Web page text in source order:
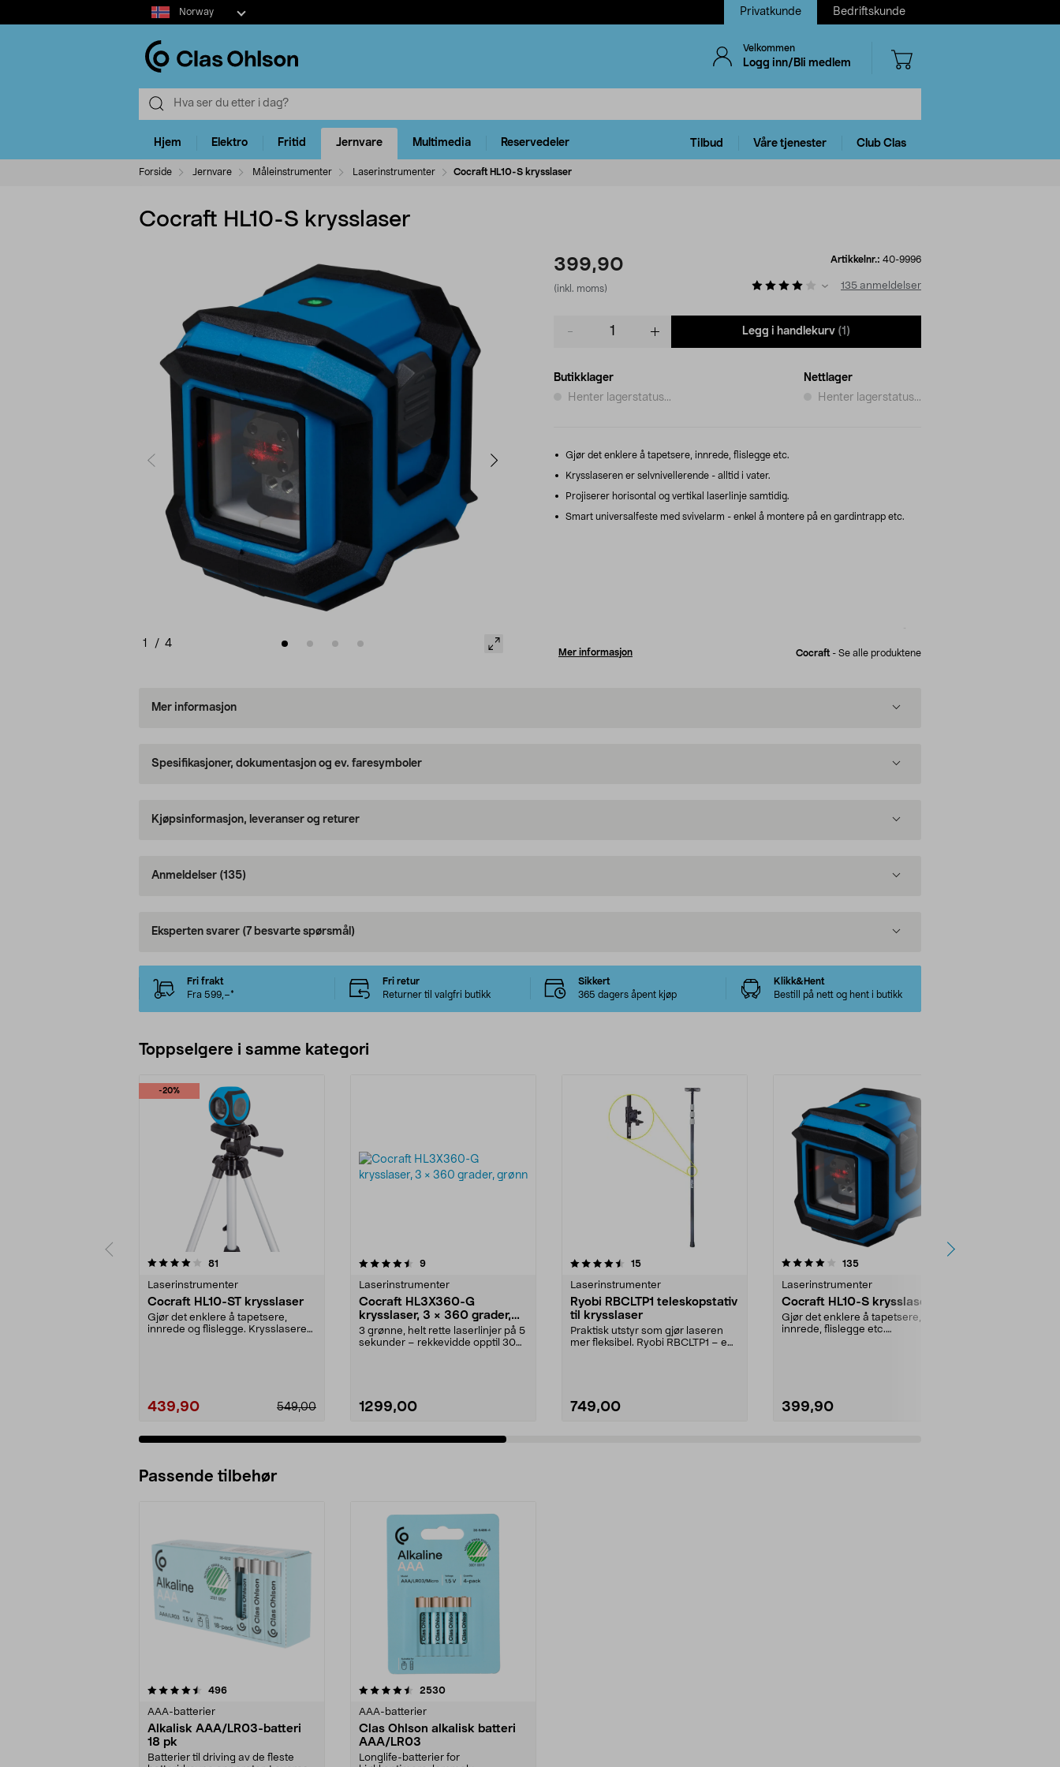
Select
market
Norway Privatkunde Bedriftskunde
Velkommen
Logg inn/Bli medlem
Hjem Elektro Fritid Jernvare Multimedia Reservedeler Tilbud Våre tjenester Club Clas
Forside Jernvare Måleinstrumenter Laserinstrumenter Cocraft HL10-S krysslaser
Cocraft HL10-S krysslaser
1 / 4
399,90
(inkl. moms)
Artikkelnr.: 40-9996
135 anmeldelser
Legg i handlekurv (1)
Butikklager
Henter lagerstatus...
Nettlager
Henter lagerstatus...
Gjør det enklere å tapetsere, innrede, flislegge etc.
Krysslaseren er selvnivellerende - alltid i vater.
Projiserer horisontal og vertikal laserlinje samtidig.
Smart universalfeste med svivelarm - enkel å montere på en gardintrapp etc.
Mer informasjon Cocraft - Se alle produktene
Mer informasjon
Spesifikasjoner, dokumentasjon og ev. faresymboler
Kjøpsinformasjon, leveranser og returer
Anmeldelser (135)
Eksperten svarer (7 besvarte spørsmål)
Fri frakt
Fra 599,–*
Fri retur
Returner til valgfri butikk
Sikkert
365 dagers åpent kjøp
Klikk&Hent
Bestill på nett og hent i butikk
Toppselgere i samme kategori
-20%
81
Laserinstrumenter
Cocraft HL10-ST krysslaser
Gjør det enklere å tapetsere,
innrede og flislegge. Krysslaseren
439,90 549,00
4.5 av 5 stjerner 9anmeldelser
Laserinstrumenter
Cocraft HL3X360-G
krysslaser, 3 × 360 grader,
grønn
3 grønne, helt rette laserlinjer på 5
sekunder – rekkevidde opptil 30
1299,00
4.5 av 5 stjerner 15anmeldelser
Laserinstrumenter
Ryobi RBCLTP1 teleskopstativ
til krysslaser
Praktisk utstyr som gjør laseren
mer fleksibel. Ryobi RBCLTP1 – en
749,00
4.0 av 5 stjerner 135anmeldelser
Laserinstrumenter
Cocraft HL10-S krysslaser
Gjør det enklere å tapetsere,
innrede, flislegge etc.
399,90
4.5 av 5 stjerner
Passende tilbehør
496anmeldelser
AAA-batterier
Alkalisk AAA/LR03-batteri
18 pk
Batterier til driving av de fleste
4.5av 5 stjerner 2530anmeldelser
AAA-batterier
Clas Ohlson alkalisk batteri
AAA/LR03
Longlife-batterier for